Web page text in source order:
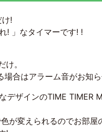
!
! 」なタイマーです! !
。
合はアラーム音がお知ら
ザインのTIME TIMER
が変えられるのでお部屋